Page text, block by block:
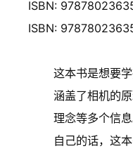
ISBN:
ISBN:
这本书是想要
涵盖了相机的
理念等多个信
自己的话，这